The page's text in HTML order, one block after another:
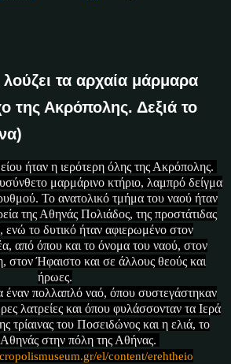
τα αρχαία μάρμαρα
της Ακρόπολης. Δεξιά το
ήταν η ιερότερη όλης της Ακρόπολης.
μαρμάρινο κτήριο, λαμπρό δείγμα
Το ανατολικό τμήμα του ναού ήταν
της Αθηνάς Πολιάδος, της προστάτιδας
ενώ το δυτικό ήταν αφιερωμένο στον
από όπου και το όνομα του ναού, στον
στον Ήφαιστο και σε άλλους θεούς και
ήρωες.
έναν πολλαπλό ναό, όπου συστεγάστηκαν
λατρείες και όπου φυλάσσονταν τα Ιερά
τρίαινας του Ποσειδώνος και η ελιά, το
στην πόλη της Αθήνας.
el/content/erehtheio